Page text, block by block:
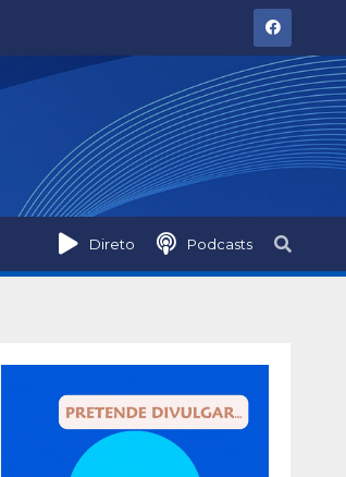
Direto Podcasts